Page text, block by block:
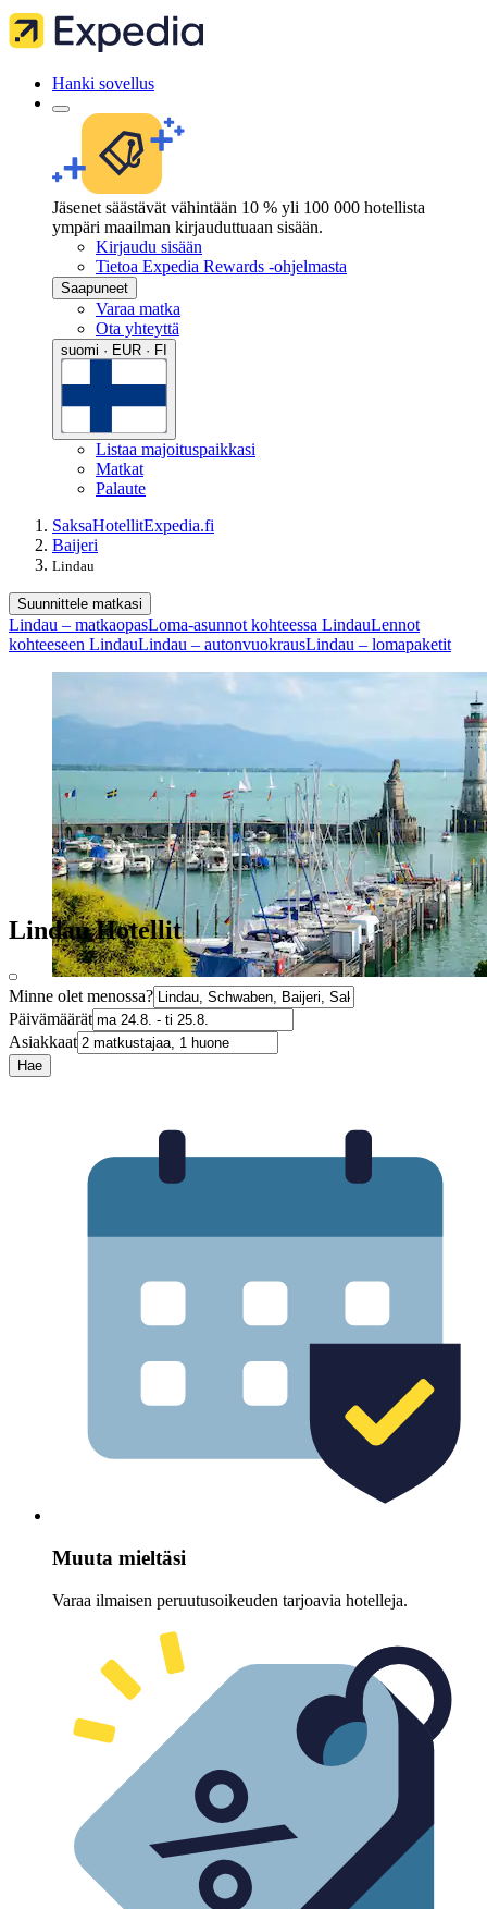
Hanki sovellus
Jäsenet säästävät vähintään 10 % yli 100 000 hotellista
ympäri maailman kirjauduttuaan sisään.
Kirjaudu sisään
Tietoa Expedia Rewards -ohjelmasta
Saapuneet
Varaa matka
Ota yhteyttä
suomi · EUR · FI
Listaa majoituspaikkasi
Matkat
Palaute
SaksaHotellitExpedia.fi
Baijeri
Lindau
Suunnittele matkasi
Lindau – matkaopasLoma-asunnot kohteessa LindauLennot
kohteeseen LindauLindau – autonvuokrausLindau – lomapaketit
Lindau Hotellit
Minne olet menossa?
Päivämäärät
Asiakkaat
Hae
Muuta mieltäsi
Varaa ilmaisen peruutusoikeuden tarjoavia hotelleja.